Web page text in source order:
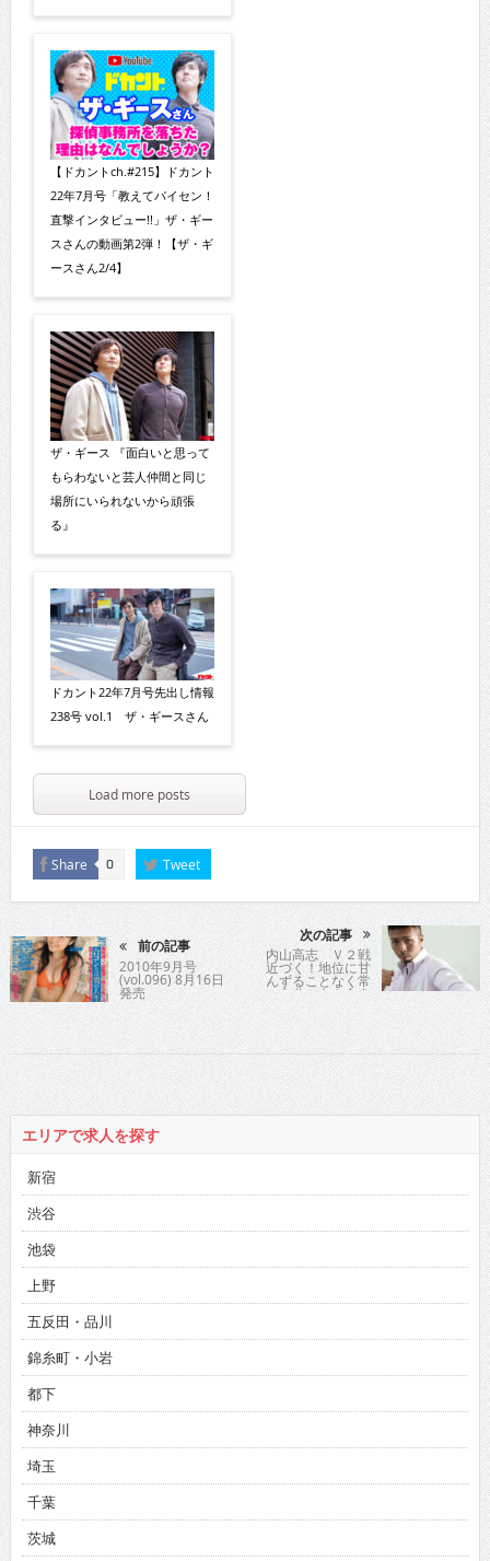
【ドカントch.#215】ドカント
22年7月号「教えてパイセン！
直撃インタビュー!!」ザ・ギー
スさんの動画第2弾！【ザ・ギ
ースさん2/4】
ザ・ギース 『面白いと思って
もらわないと芸人仲間と同じ
場所にいられないから頑張
る』
ドカント22年7月号先出し情報
238号 vol.1 ザ・ギースさん
Load more posts
Share 0 Tweet
前の記事
2010年9月号
(vol.096) 8月16日
発売
次の記事
内山高志 Ｖ２戦
近づく！地位に甘
んずることなく常
に自分と向き合う
世界チャンプ
エリアで求人を探す
新宿
渋谷
池袋
上野
五反田・品川
錦糸町・小岩
都下
神奈川
埼玉
千葉
茨城